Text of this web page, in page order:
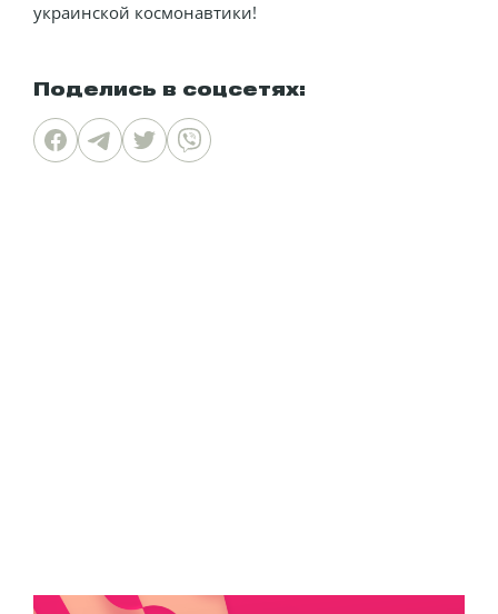
украинской космонавтики!
Поделись в соцсетях: